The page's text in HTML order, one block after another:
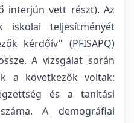
interjún vett részt). Az
iskolai teljesítményét
kérdőív" (PFISAPQ)
A vizsgálat során
a következők voltak:
és a tanítási
A demográfiai